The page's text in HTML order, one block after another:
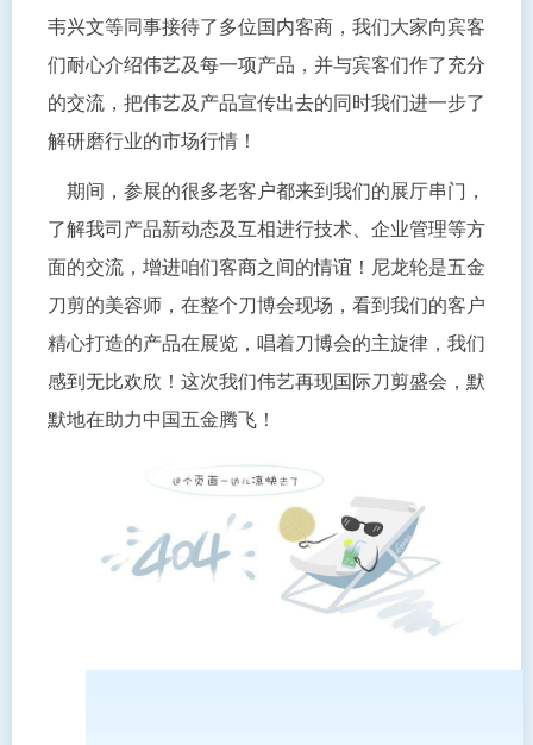
韦兴文等同事接待了多位国内客商，我们大家向宾客
们耐心介绍伟艺及每一项产品，并与宾客们作了充分
的交流，把伟艺及产品宣传出去的同时我们进一步了
解研磨行业的市场行情！
期间，参展的很多老客户都来到我们的展厅串门，
了解我司产品新动态及互相进行技术、企业管理等方
面的交流，增进咱们客商之间的情谊！尼龙轮是五金
刀剪的美容师，在整个刀博会现场，看到我们的客户
精心打造的产品在展览，唱着刀博会的主旋律，我们
感到无比欢欣！这次我们伟艺再现国际刀剪盛会，默
默地在助力中国五金腾飞！